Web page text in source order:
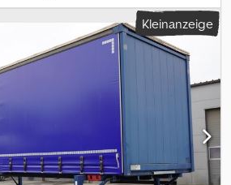
Anfragen! Bei Fragen stehen wir ihnen
Besichtigung und Abholung nur
möglich. Änderungen,
Irrtümer vorbehalten. Wir sind Mitglied im
Händler (BVfK) und führen das BVfK-
Kleinanzeige